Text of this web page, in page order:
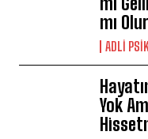
mı
ADLI
Yok